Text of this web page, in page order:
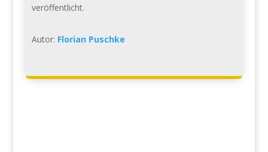
veröffentlicht.
Autor: Florian Puschke